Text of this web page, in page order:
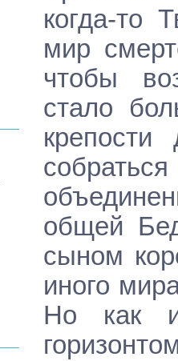
когда-то
мир
чтобы
стало
общей
сыном
иного
Но как